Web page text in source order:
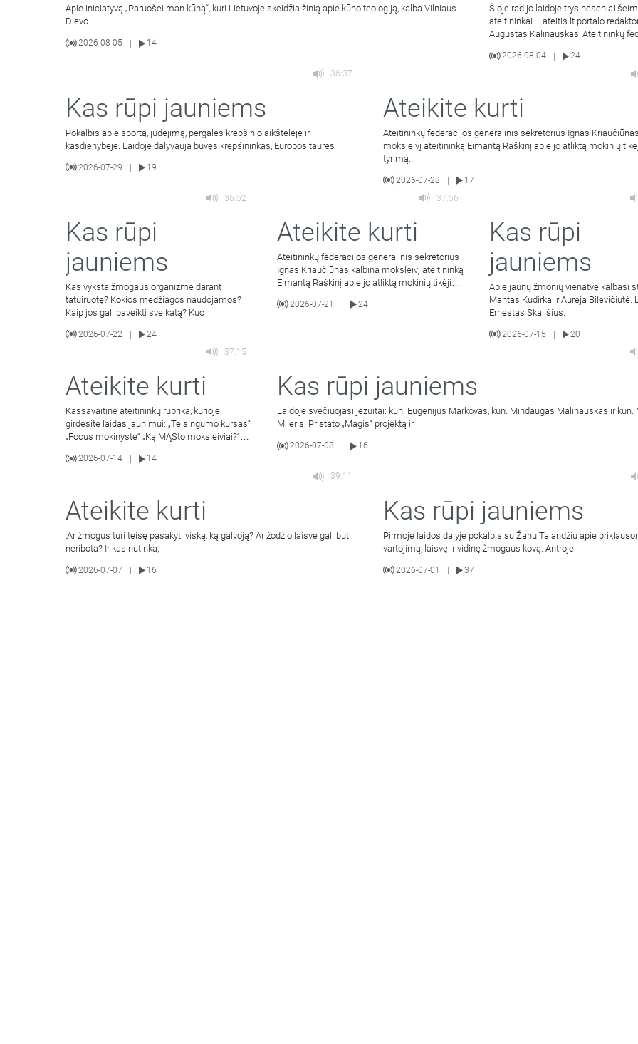
Apie iniciatyvą „Paruošei man kūną“, kuri Lietuvoje skeidžia žinią apie kūno teologiją, kalba Vilniaus
Dievo
2026-08-05 14
Šioje radijo laidoje trys neseniai
ateitininkai – ateitis.lt portalo
Augustas Kalinauskas, Ateitininkų
2026-08-04
24
36:37
Kas rūpi jauniems
Pokalbis apie sportą, judėjimą, pergales krepšinio aikštelėje ir
kasdienybėje. Laidoje dalyvauja buvęs krepšininkas, Europos taurės
2026-07-29 19
Ateikite kurti
Ateitininkų federacijos generalinis sekretorius Ignas
moksleivį ateitininką Eimantą Raškinį apie jo atliktą mokinių
tyrimą.
2026-07-28
17
36:52
Kas rūpi
jauniems
Kas vyksta žmogaus organizme darant
tatuiruotę? Kokios medžiagos naudojamos?
Kaip jos gali paveikti sveikatą? Kuo
2026-07-22 | 24
37:56
Ateikite kurti
Ateitininkų federacijos generalinis sekretorius
Ignas Kriaučiūnas kalbina moksleivį ateitininką
Eimantą Raškinį apie jo atliktą mokinių tikėjimo
2026-07-21 | 24
Kas rūpi
jauniems
Apie jaunų žmonių vienatvę kalbasi
Mantas Kudirka ir Aurėja Bilevičiūtė.
Ernestas Skališius.
2026-07-15 |
20
37:15
Ateikite kurti
Kassavaitinė ateitininkų rubrika, kurioje
girdėsite laidas jaunimui: „Teisingumo kursas“
„Focus mokinystė“ „Ką MĄSto moksleiviai?“
2026-07-14 14
Kas rūpi jauniems
Laidoje svečiuojasi jėzuitai: kun. Eugenijus Markovas, kun. Mindaugas Malinauskas ir kun.
Mileris. Pristato „Magis“ projektą ir
2026-07-08 16
39:11
Ateikite kurti
,Ar žmogus turi teisę pasakyti viską, ką galvoją? Ar žodžio laisvė gali būti
neribota? Ir kas nutinka,
2026-07-07 16
Kas rūpi jauniems
Pirmoje laidos dalyje pokalbis su Žanu Talandžiu apie
vartojimą, laisvę ir vidinę žmogaus kovą. Antroje
2026-07-01 37